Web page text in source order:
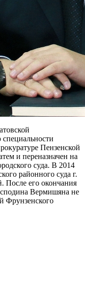
Пензенской
и переназначен на
суда. В 2014
районного суда г.
После его окончания
Вермишяна не
Фрунзенского